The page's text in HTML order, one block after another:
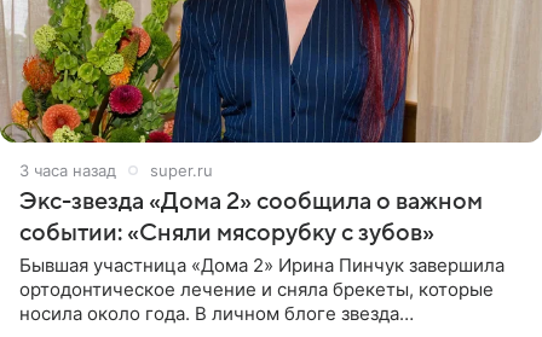
3 часа назад super.ru
Экс-звезда «Дома 2» сообщила о важном
событии: «Сняли мясорубку с зубов»
Бывшая участница «Дома 2» Ирина Пинчук завершила
ортодонтическое лечение и сняла брекеты, которые
носила около года. В личном блоге звезда